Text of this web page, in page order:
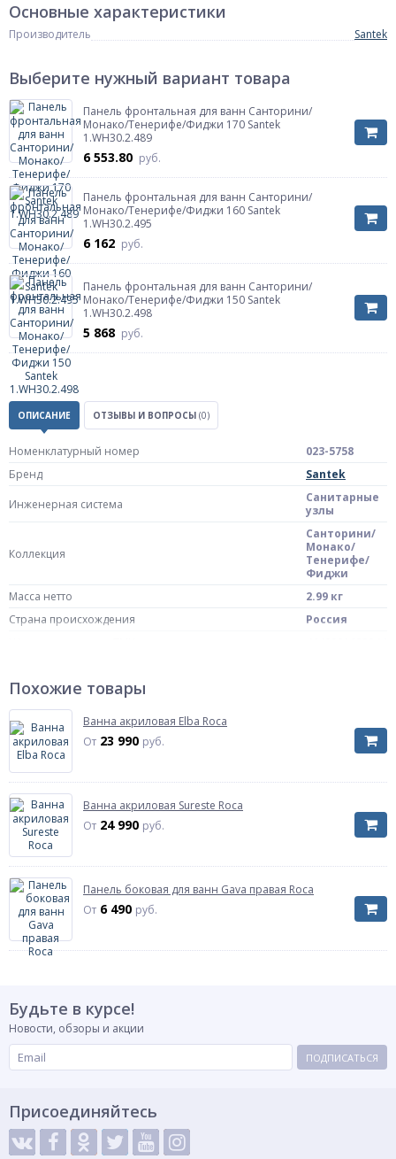
Основные характеристики
Производитель Santek
Выберите нужный вариант товара
Панель фронтальная для ванн Санторини/
Монако/Тенерифе/Фиджи 170 Santek
1.WH30.2.489
6 553.80 руб.
Панель фронтальная для ванн Санторини/
Монако/Тенерифе/Фиджи 160 Santek
1.WH30.2.495
6 162 руб.
Панель фронтальная для ванн Санторини/
Монако/Тенерифе/Фиджи 150 Santek
1.WH30.2.498
5 868 руб.
ОПИСАНИЕ ОТЗЫВЫ И ВОПРОСЫ (0)
Номенклатурный номер
023-5758
Бренд
Santek
Инженерная система
Санитарные
узлы
Коллекция
Санторини/
Монако/
Тенерифе/
Фиджи
Масса нетто
2.99 кг
Страна происхождения
Россия
Артикул
Длина, см
Высота от пола, мм
Похожие товары
Ванна акриловая Elba Roca
От 23 990 руб.
Ванна акриловая Sureste Roca
От 24 990 руб.
Панель боковая для ванн Gava правая Roca
От 6 490 руб.
Будьте в курсе!
Новости, обзоры и акции
ПОДПИСАТЬСЯ
Присоединяйтесь